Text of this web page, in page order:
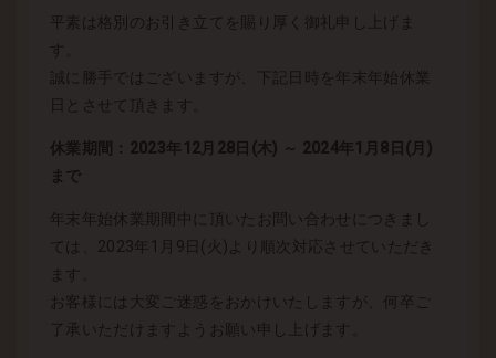
平素は格別のお引き立てを賜り厚く御礼申し上げま
す。
誠に勝手ではございますが、下記日時を年末年始休業
日とさせて頂きます。
休業期間：2023年12月28日(木) ～ 2024年1月8日(月)
まで
年末年始休業期間中に頂いたお問い合わせにつきまし
ては、2023年1月9日(火)より順次対応させていただき
ます。
お客様には大変ご迷惑をおかけいたしますが、何卒ご
了承いただけますようお願い申し上げます。